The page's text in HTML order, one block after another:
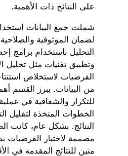
على النتائج ذات الأهمية.
شملت جمع البيانات
لضمان الموثوقية
التحليل باستخدام برامج
وتطبيق تقنيات مثل تحليل
الفرضيات لاستخلاص
من البيانات. يبرز القسم
للتكرار والشفافية في
الخطوات المتخذة لتقليل
النتائج. بشكل عام، كانت
مصممة لاختبار الفرضيات
متين للنتائج المقدمة في